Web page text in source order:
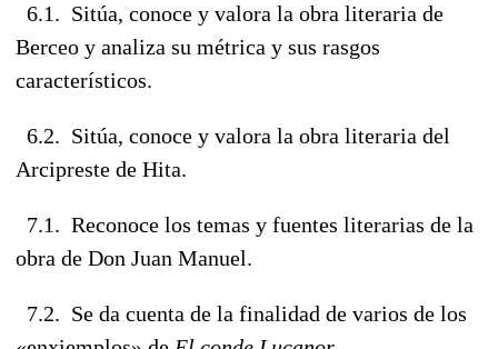
6.1. Sitúa, conoce y valora la obra literaria de
Berceo y analiza su métrica y sus rasgos
característicos.
6.2. Sitúa, conoce y valora la obra literaria del
Arcipreste de Hita.
7.1. Reconoce los temas y fuentes literarias de la
obra de Don Juan Manuel.
7.2. Se da cuenta de la finalidad de varios de los